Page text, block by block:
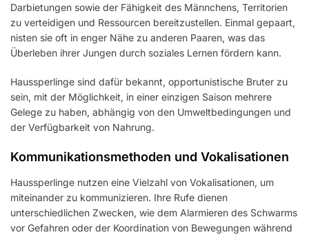
Darbietungen sowie der Fähigkeit des Männchens, Territorien
zu verteidigen und Ressourcen bereitzustellen. Einmal gepaart,
nisten sie oft in enger Nähe zu anderen Paaren, was das
Überleben ihrer Jungen durch soziales Lernen fördern kann.
Haussperlinge sind dafür bekannt, opportunistische Bruter zu
sein, mit der Möglichkeit, in einer einzigen Saison mehrere
Gelege zu haben, abhängig von den Umweltbedingungen und
der Verfügbarkeit von Nahrung.
Kommunikationsmethoden und Vokalisationen
Haussperlinge nutzen eine Vielzahl von Vokalisationen, um
miteinander zu kommunizieren. Ihre Rufe dienen
unterschiedlichen Zwecken, wie dem Alarmieren des Schwarms
vor Gefahren oder der Koordination von Bewegungen während